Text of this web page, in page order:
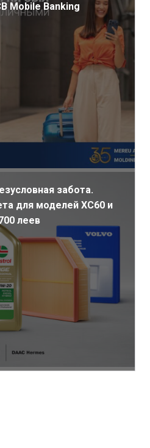
Mobile Banking
забота.
для моделей XC60 и
леев